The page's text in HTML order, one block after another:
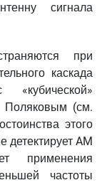
сигнала
при
каскада
Поляковым (см.
этого
детектирует AM
применения
частоты